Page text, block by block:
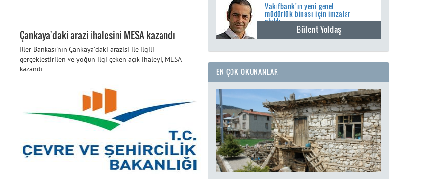
Çankaya'daki arazi ihalesini MESA kazandı
İller Bankası'nın Çankaya'daki arazisi ile ilgili
gerçekleştirilen ve yoğun ilgi çeken açık ihaleyi, MESA
kazandı
Vakıfbank'ın yeni genel
müdürlük binası için imzalar
atıldı
Bülent Yoldaş
EN ÇOK OKUNANLAR